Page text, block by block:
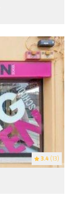
3.4 (13)